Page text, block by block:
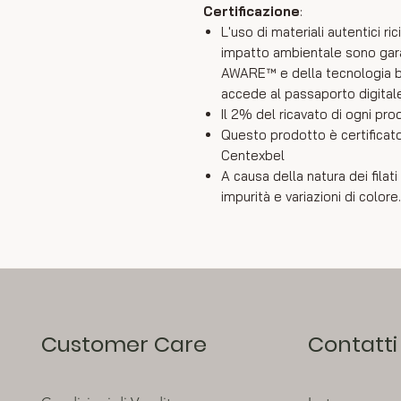
Certificazione:
L'uso di materiali autentici
impatto ambientale sono
AWARE™ e della tecnologia
accede al passaporto
Il 2% del ricavato di ogni
Questo prodotto è
Centexbel
A causa della natura dei
impurità e variazioni di colore.
Customer Care Contatti